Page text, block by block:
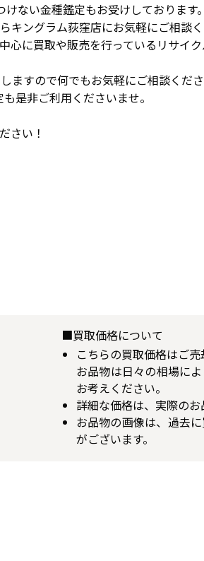
ない金種鑑定もお受けしております。
ングラム荻窪店にお気軽にご相談く
に買取や販売を行っているリサイク
ますので何でもお気軽にご相談くださ
是非ご利用くださいませ。
さい！
■買取価格について
こちらの買取価格はご売
お品物は日々の相場に
お考えください。
詳細な価格は、実際のお
お品物の画像は、過去
がございます。